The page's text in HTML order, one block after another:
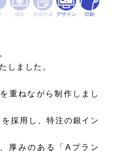
撮影 原稿作成 デザイン 印刷
しました。
重ねながら制作しまし
採用し、特注の銀イン
厚みのある「Aプラン